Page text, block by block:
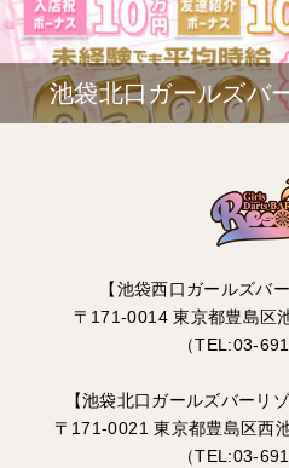
池袋北口ガールズバ
【池袋西口ガールズバ
〒171-0014 東京都豊島区
（TEL:03-
【池袋北口ガールズバーリ
〒171-0021 東京都豊島区西
（TEL:03-